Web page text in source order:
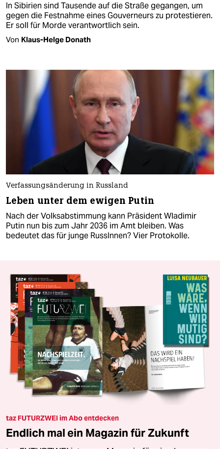
In Sibirien sind Tausende auf die Straße gegangen, um
gegen die Festnahme eines Gouverneurs zu protestieren.
Er soll für Morde verantwortlich sein.
Von Klaus-Helge Donath
Verfassungsänderung in Russland
Leben unter dem ewigen Putin
Nach der Volksabstimmung kann Präsident Wladimir
Putin nun bis zum Jahr 2036 im Amt bleiben. Was
bedeutet das für junge RussInnen? Vier Protokolle.
taz FUTURZWEI im Abo entdecken
Endlich mal ein Magazin für Zukunft